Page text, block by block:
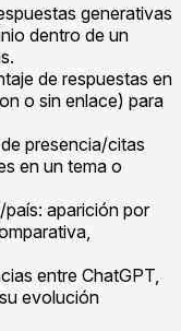
generativas
dentro de un
de respuestas en
o sin enlace) para
presencia/citas
en un tema o
aparición por
entre ChatGPT,
evolución